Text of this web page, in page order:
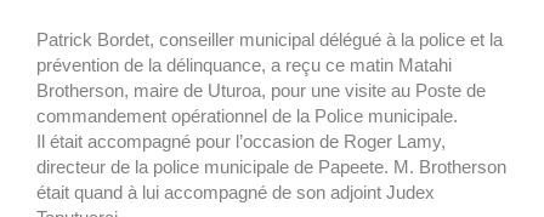
Patrick Bordet, conseiller municipal délégué à la police et la
prévention de la délinquance, a reçu ce matin Matahi
Brotherson, maire de Uturoa, pour une visite au Poste de
commandement opérationnel de la Police municipale.
Il était accompagné pour l’occasion de Roger Lamy,
directeur de la police municipale de Papeete. M. Brotherson
était quand à lui accompagné de son adjoint Judex